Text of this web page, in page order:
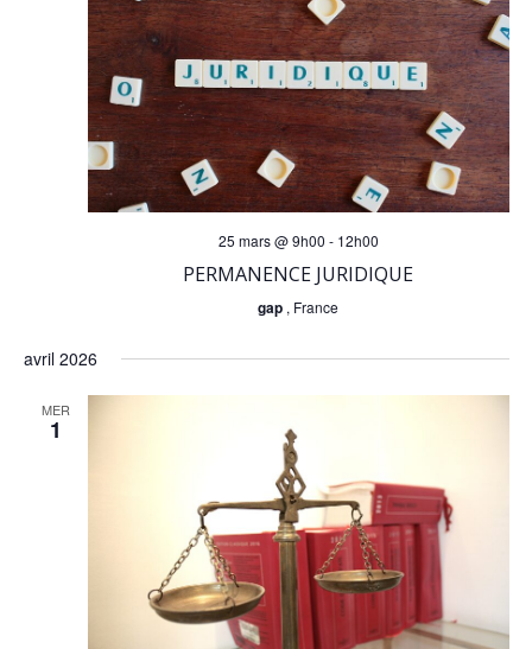
25 mars @ 9h00 - 12h00
PERMANENCE JURIDIQUE
gap , France
avril 2026
MER
1